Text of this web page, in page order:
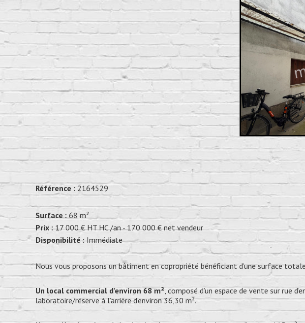
Référence : 2164529
Surface :68 m²
Prix :17 000 € HT HC /an - 170 000 € net vendeur
Disponibilité :Immédiate
Nous vous proposons un bâtiment en copropriété bénéficiant d’une surface
Un local commercial d’environ 68 m², composé d’un espace de vente sur rue
laboratoire/réserve à l’arrière d’environ 36,30 m².